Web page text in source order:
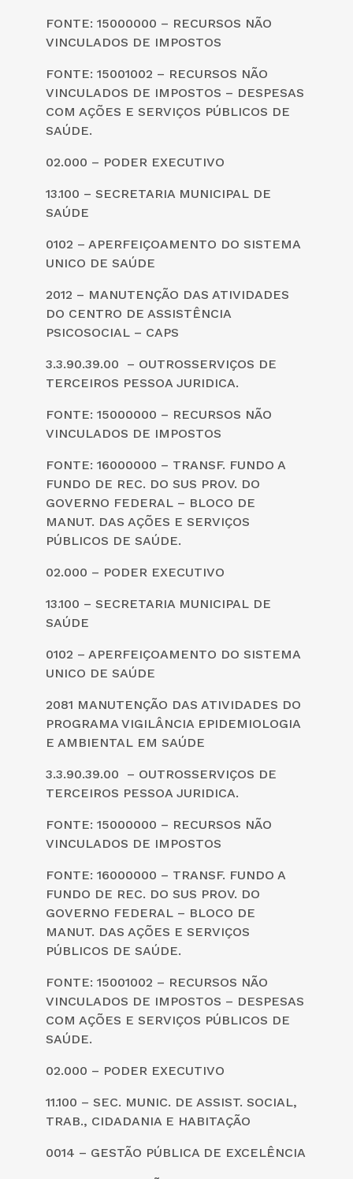
FONTE: 15000000 – RECURSOS NÃO
VINCULADOS DE IMPOSTOS
FONTE: 15001002 – RECURSOS NÃO
VINCULADOS DE IMPOSTOS – DESPESAS
COM AÇÕES E SERVIÇOS PÚBLICOS DE
SAÚDE.
02.000 – PODER EXECUTIVO
13.100 – SECRETARIA MUNICIPAL DE
SAÚDE
0102 – APERFEIÇOAMENTO DO SISTEMA
UNICO DE SAÚDE
2012 – MANUTENÇÃO DAS ATIVIDADES
DO CENTRO DE ASSISTÊNCIA
PSICOSOCIAL – CAPS
3.3.90.39.00 – OUTROSSERVIÇOS DE
TERCEIROS PESSOA JURIDICA.
FONTE: 15000000 – RECURSOS NÃO
VINCULADOS DE IMPOSTOS
FONTE: 16000000 – TRANSF. FUNDO A
FUNDO DE REC. DO SUS PROV. DO
GOVERNO FEDERAL – BLOCO DE
MANUT. DAS AÇÕES E SERVIÇOS
PÚBLICOS DE SAÚDE.
02.000 – PODER EXECUTIVO
13.100 – SECRETARIA MUNICIPAL DE
SAÚDE
0102 – APERFEIÇOAMENTO DO SISTEMA
UNICO DE SAÚDE
2081 MANUTENÇÃO DAS ATIVIDADES DO
PROGRAMA VIGILÂNCIA EPIDEMIOLOGIA
E AMBIENTAL EM SAÚDE
3.3.90.39.00 – OUTROSSERVIÇOS DE
TERCEIROS PESSOA JURIDICA.
FONTE: 15000000 – RECURSOS NÃO
VINCULADOS DE IMPOSTOS
FONTE: 16000000 – TRANSF. FUNDO A
FUNDO DE REC. DO SUS PROV. DO
GOVERNO FEDERAL – BLOCO DE
MANUT. DAS AÇÕES E SERVIÇOS
PÚBLICOS DE SAÚDE.
FONTE: 15001002 – RECURSOS NÃO
VINCULADOS DE IMPOSTOS – DESPESAS
COM AÇÕES E SERVIÇOS PÚBLICOS DE
SAÚDE.
02.000 – PODER EXECUTIVO
11.100 – SEC. MUNIC. DE ASSIST. SOCIAL,
TRAB., CIDADANIA E HABITAÇÃO
0014 – GESTÃO PÚBLICA DE EXCELÊNCIA